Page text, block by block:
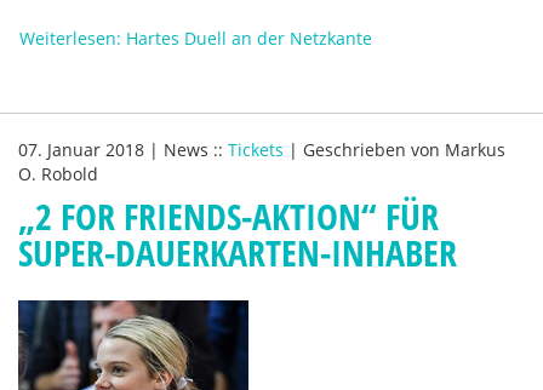
Weiterlesen: Hartes Duell an der Netzkante
07. Januar 2018 | News :: Tickets | Geschrieben von Markus
O. Robold
„2 FOR FRIENDS-AKTION“ FÜR
SUPER-DAUERKARTEN-INHABER